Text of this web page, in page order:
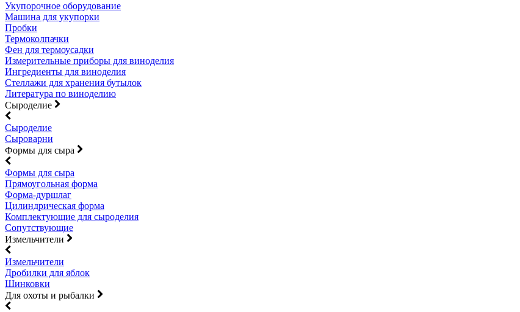
Укупорочное оборудование
Машина для укупорки
Пробки
Термоколпачки
Фен для термоусадки
Измерительные приборы для виноделия
Ингредиенты для виноделия
Стеллажи для хранения бутылок
Литература по виноделию
Сыроделие
Сыроделие
Сыроварни
Формы для сыра
Формы для сыра
Прямоугольная форма
Форма-дуршлаг
Цилиндрическая форма
Комплектующие для сыроделия
Сопутствующие
Измельчители
Измельчители
Дробилки для яблок
Шинковки
Для охоты и рыбалки